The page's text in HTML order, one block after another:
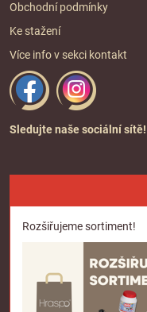
Obchodní podmínky
Ke stažení
Více info v sekci kontakt
Sledujte naše sociální sítě!
Rozšiřujeme sortiment!